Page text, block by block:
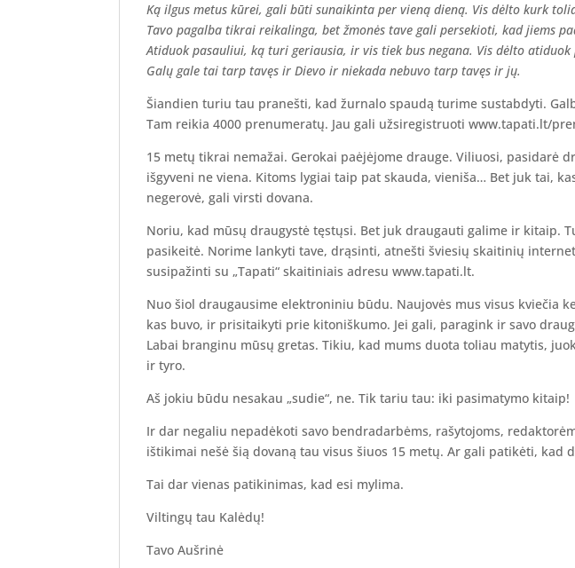
Ką ilgus metus kūrei, gali būti sunaikinta per vieną dieną. Vis dėlto kurk
Tavo pagalba tikrai reikalinga, bet žmonės tave gali persekioti, kad jiems
Atiduok pasauliui, ką turi geriausia, ir vis tiek bus negana. Vis dėlto
Galų gale tai tarp tavęs ir Dievo ir niekada nebuvo tarp tavęs ir jų.
Šiandien turiu tau pranešti, kad žurnalo spaudą turime sustabdyti.
Tam reikia 4000 prenumeratų. Jau gali užsiregistruoti www.tapati.lt/
15 metų tikrai nemažai. Gerokai paėjėjome drauge. Viliuosi, pasidarė
išgyveni ne viena. Kitoms lygiai taip pat skauda, vieniša… Bet juk tai,
negerovė, gali virsti dovana.
Noriu, kad mūsų draugystė tęstųsi. Bet juk draugauti galime ir kitaip.
pasikeitė. Norime lankyti tave, drąsinti, atnešti šviesių skaitinių
susipažinti su „Tapati“ skaitiniais adresu www.tapati.lt.
Nuo šiol draugausime elektroniniu būdu. Naujovės mus visus kviečia
kas buvo, ir prisitaikyti prie kitoniškumo. Jei gali, paragink ir savo
Labai branginu mūsų gretas. Tikiu, kad mums duota toliau matytis,
ir tyro.
Aš jokiu būdu nesakau „sudie“, ne. Tik tariu tau: iki pasimatymo kitaip!
Ir dar negaliu nepadėkoti savo bendradarbėms, rašytojoms,
ištikimai nešė šią dovaną tau visus šiuos 15 metų. Ar gali patikėti, kad
Tai dar vienas patikinimas, kad esi mylima.
Viltingų tau Kalėdų!
Tavo Aušrinė